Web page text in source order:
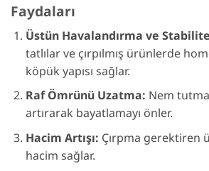
Faydaları
Üstün Havalandırma ve
tatlılar ve çırpılmış ürünlerde
köpük yapısı sağlar.
Raf Ömrünü Uzatma: Nem
artırarak bayatlamayı önler.
Hacim Artışı: Çırpma gerektiren
hacim sağlar.